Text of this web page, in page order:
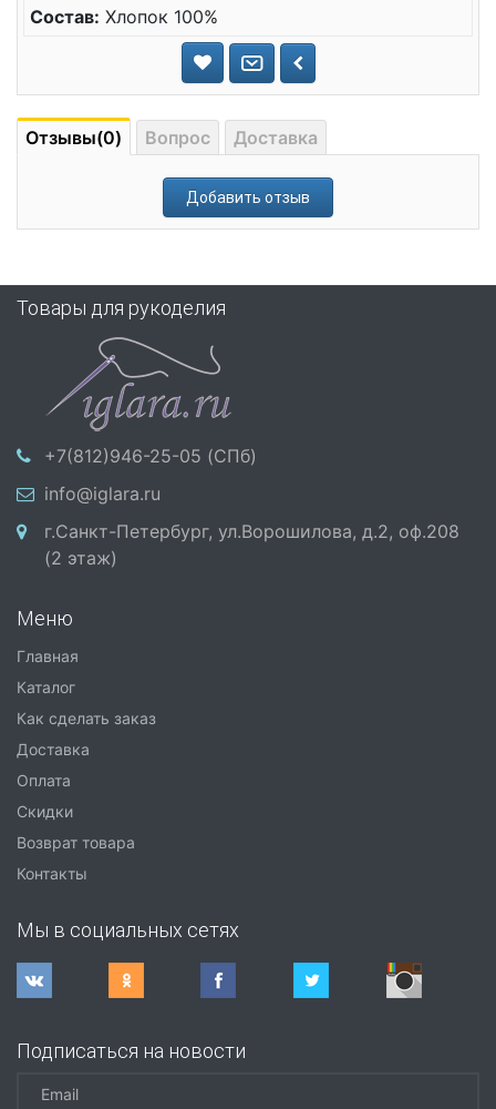
Состав: Хлопок 100%
Отзывы(0) Вопрос Доставка
Добавить отзыв
Товары для рукоделия
+7(812)946-25-05 (СПб)
info@iglara.ru
г.Санкт-Петербург, ул.Ворошилова, д.2, оф.208
(2 этаж)
Меню
Главная
Каталог
Как сделать заказ
Доставка
Оплата
Скидки
Возврат товара
Контакты
Мы в социальных сетях
Подписаться на новости